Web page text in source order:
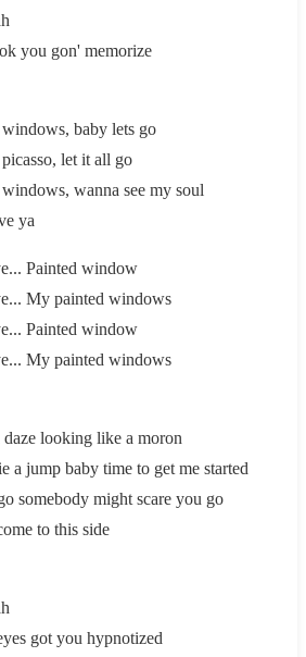
you gon' memorize
baby lets go
let it all go
wanna see my soul
ya
Painted window
My painted windows
Painted window
My painted windows
looking like a moron
a jump baby time to get me started
somebody might scare you go
to this side
got you hypnotized